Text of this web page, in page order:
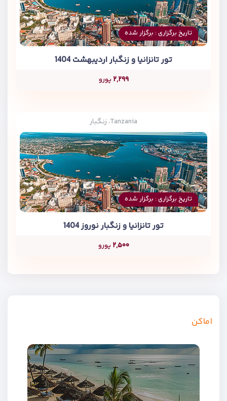
تاریخ برگزاری : برگزار شده
تور تانزانیا و زنگبار اردیبهشت 1404
۲,۲۹۹ یورو
Tanzania، زنگبار
تاریخ برگزاری : برگزار شده
تور تانزانیا و زنگبار نوروز 1404
۲,۵۰۰ یورو
اماکن